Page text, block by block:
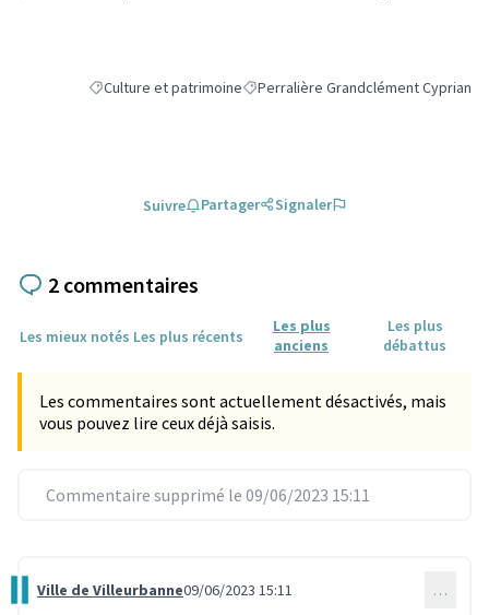
Filtrer les résultats de la catégorie : Culture et patrimoine
Culture et patrimoineFiltrer les résultats pour le secteur :
Perralière Grandclément Cyprian
Suivre Partager Signaler
2 commentaires
Les mieux notés Les plus récents
Les plus
anciens
Les plus
débattus
Les commentaires sont actuellement désactivés, mais
vous pouvez lire ceux déjà saisis.
Commentaire supprimé le 09/06/2023 15:11
Commentaire 2643
Ville de Villeurbanne09/06/2023 15:11 …